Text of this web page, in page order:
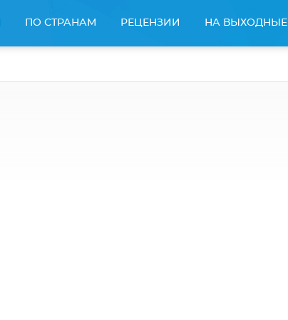
ПО СТРАНАМ РЕЦЕНЗИИ НА ВЫХОДНЫЕ